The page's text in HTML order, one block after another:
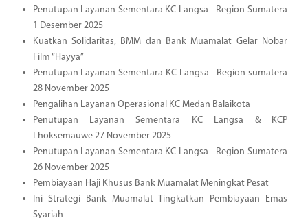
Penutupan Layanan Sementara KC Langsa - Region Sumatera
1 Desember 2025
Kuatkan Solidaritas, BMM dan Bank Muamalat Gelar Nobar
Film “Hayya”
Penutupan Layanan Sementara KC Langsa - Region sumatera
28 November 2025
Pengalihan Layanan Operasional KC Medan Balaikota
Penutupan Layanan Sementara KC Langsa & KCP
Lhoksemauwe 27 November 2025
Penutupan Layanan Sementara KC Langsa - Region Sumatera
26 November 2025
Pembiayaan Haji Khusus Bank Muamalat Meningkat Pesat
Ini Strategi Bank Muamalat Tingkatkan Pembiayaan Emas
Syariah